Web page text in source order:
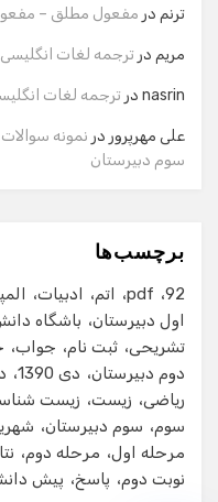
ترنم در مفعول مطلق –
مریم در ترجمه لغات
nasrin در ترجمه لغات
علی مهرپرور در نمونه
سوم دبیرستان
برچسب‌ها
92
pdf اتم ادبیات
اول دبیرستان
باشگاه
تشریحی ثبت نام جواب
دوم دبیرستان
دی 1390
ریاضی
زیست زیست
سوم
سوم دبیرستان
مرحله اول
مرحله دوم
نوبت دوم
پاسخ پیش
ایمیل